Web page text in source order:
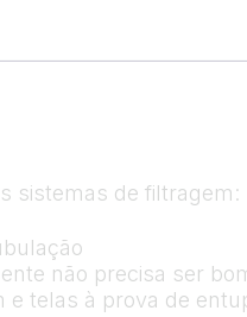
sistemas de filtragem:
não precisa ser
telas à prova de